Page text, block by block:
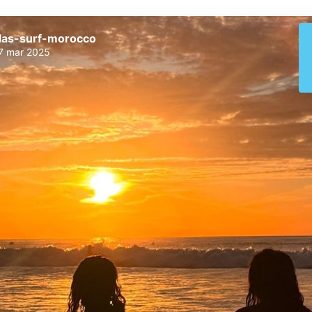
olas-surf-morocco
olas-surf-morocco
surf-morocco
mar 2025